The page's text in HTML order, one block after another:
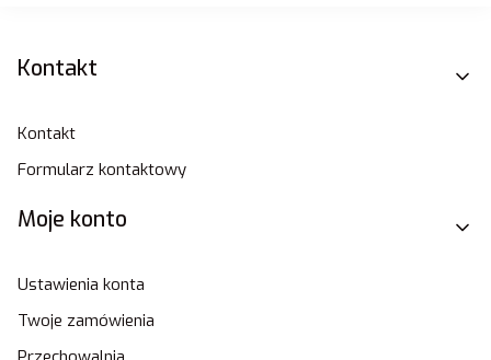
Linki w stopce
Kontakt
Kontakt
Formularz kontaktowy
Moje konto
Ustawienia konta
Twoje zamówienia